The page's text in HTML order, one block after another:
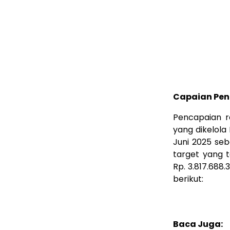
Capaian
Pencapaian
yang dikelola
Juni 2025
target yang
Rp.
berikut:
Baca Juga: